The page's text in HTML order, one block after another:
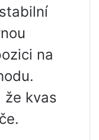
na
že kvas